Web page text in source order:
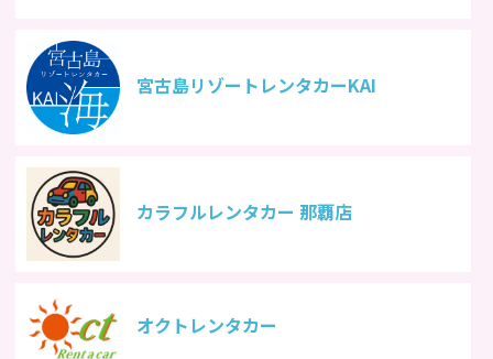
宮古島リゾートレンタカーKAI
カラフルレンタカー 那覇店
オクトレンタカー